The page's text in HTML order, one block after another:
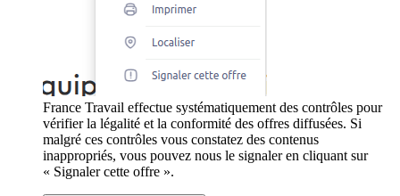
France Travail effectue systématiquement des contrôles pour
vérifier la légalité et la conformité des offres diffusées. Si
malgré ces contrôles vous constatez des contenus
inappropriés, vous pouvez nous le signaler en cliquant sur
« Signaler cette offre ».